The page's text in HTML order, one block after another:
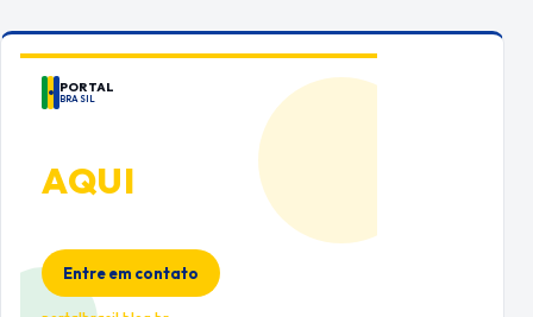
PORTAL
BRASIL
AQUI
Entre em contato